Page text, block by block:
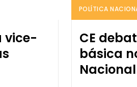
vice-
POLÍTICA
CE
básica